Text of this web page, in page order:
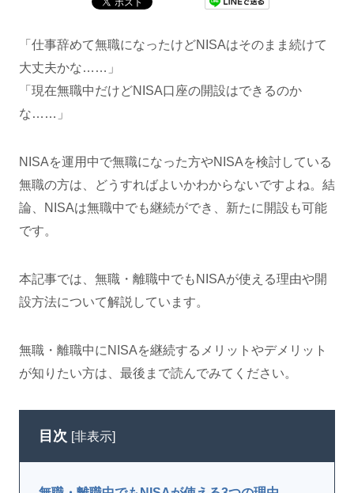
「仕事辞めて無職になったけどNISAはそのまま続けて
大丈夫かな……」
「現在無職中だけどNISA口座の開設はできるのか
な……」
NISAを運用中で無職になった方やNISAを検討している
無職の方は、どうすればよいかわからないですよね。結
論、NISAは無職中でも継続ができ、新たに開設も可能
です。
本記事では、無職・離職中でもNISAが使える理由や開
設方法について解説しています。
無職・離職中にNISAを継続するメリットやデメリット
が知りたい方は、最後まで読んでみてください。
目次 [非表示]